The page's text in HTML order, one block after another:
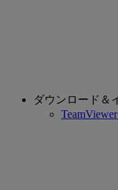
ダウンロード＆